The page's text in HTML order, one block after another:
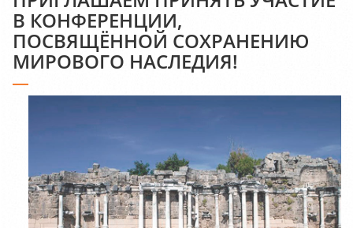
В КОНФЕРЕНЦИИ,
ПОСВЯЩЁННОЙ СОХРАНЕНИЮ
МИРОВОГО НАСЛЕДИЯ!